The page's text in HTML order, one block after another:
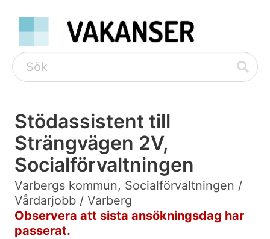
Stödassistent till
Strängvägen 2V,
Socialförvaltningen
Varbergs kommun, Socialförvaltningen /
Vårdarjobb / Varberg
Observera att sista ansökningsdag har
passerat.